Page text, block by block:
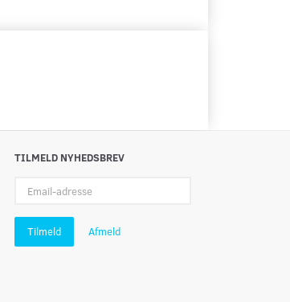
TILMELD NYHEDSBREV
adresse
Tilmeld Afmeld